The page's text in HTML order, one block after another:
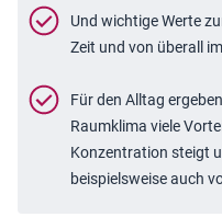
Und wichtige Werte
Zeit und von überall
Für den Alltag
Raumklima viele
Konzentration steigt
beispielsweise auch